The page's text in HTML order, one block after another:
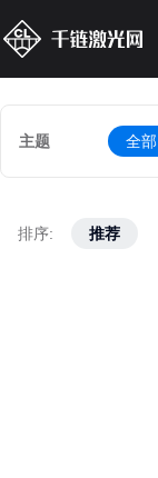
主题 全部
排序: 推荐
推荐